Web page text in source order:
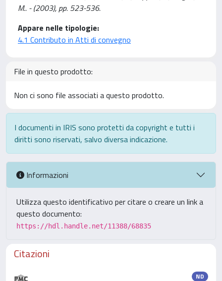
M.. - (2003), pp. 523-536.
Appare nelle tipologie:
4.1 Contributo in Atti di convegno
File in questo prodotto:
Non ci sono file associati a questo prodotto.
I documenti in IRIS sono protetti da copyright e tutti i
diritti sono riservati, salvo diversa indicazione.
Informazioni
Utilizza questo identificativo per citare o creare un link a
questo documento:
https://hdl.handle.net/11388/68835
Citazioni
ND